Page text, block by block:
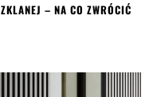
– NA CO ZWRÓCIĆ